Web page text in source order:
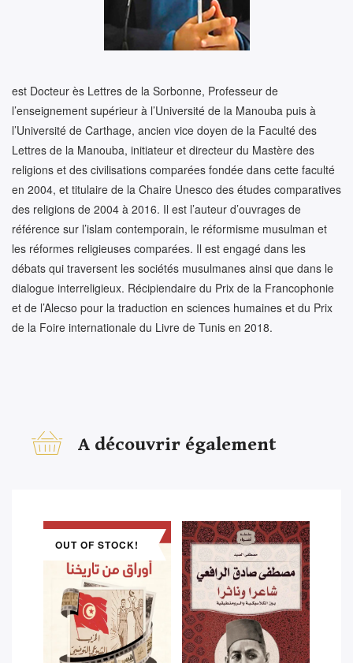
est Docteur ès Lettres de la Sorbonne, Professeur de
l’enseignement supérieur à l’Université de la Manouba puis à
l’Université de Carthage, ancien vice doyen de la Faculté des
Lettres de la Manouba, initiateur et directeur du Mastère des
religions et des civilisations comparées fondée dans cette faculté
en 2004, et titulaire de la Chaire Unesco des études comparatives
des religions de 2004 à 2016. Il est l’auteur d’ouvrages de
référence sur l’islam contemporain, le réformisme musulman et
les réformes religieuses comparées. Il est engagé dans les
débats qui traversent les sociétés musulmanes ainsi que dans le
dialogue interreligieux. Récipiendaire du Prix de la Francophonie
et de l’Alecso pour la traduction en sciences humaines et du Prix
de la Foire internationale du Livre de Tunis en 2018.
A découvrir également
OUT OF STOCK!